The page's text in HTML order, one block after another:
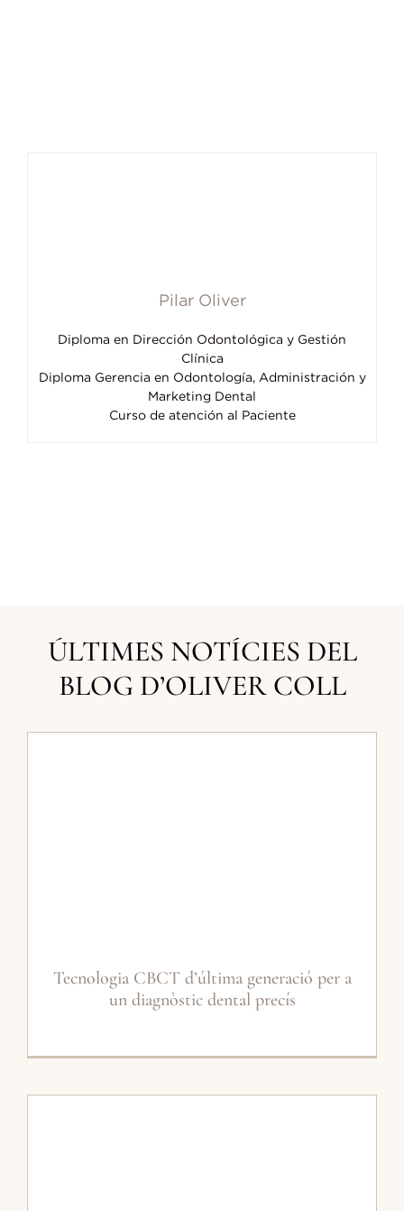
Pilar Oliver
Diploma en Dirección Odontológica y Gestión
Clínica
Diploma Gerencia en Odontología, Administración y
Marketing Dental
Curso de atención al Paciente
ÚLTIMES NOTÍCIES DEL
BLOG D’OLIVER COLL
Tecnologia CBCT d’última generació per a
un diagnòstic dental precís